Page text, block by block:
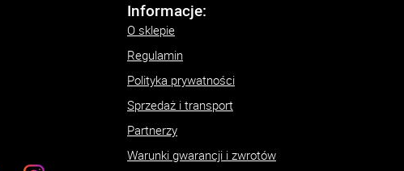
Informacje:
O sklepie
Regulamin
Polityka prywatności
Sprzedaż i transport
Partnerzy
Warunki gwarancji i zwrotów